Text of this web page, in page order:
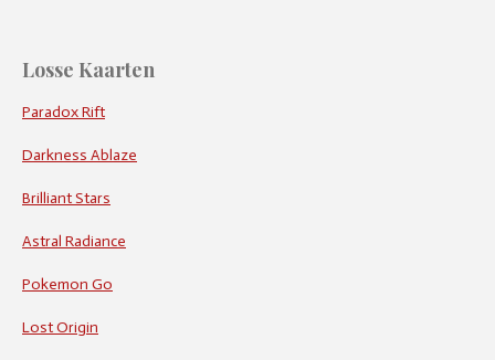
Losse Kaarten
Paradox Rift
Darkness Ablaze
Brilliant Stars
Astral Radiance
Pokemon Go
Lost Origin